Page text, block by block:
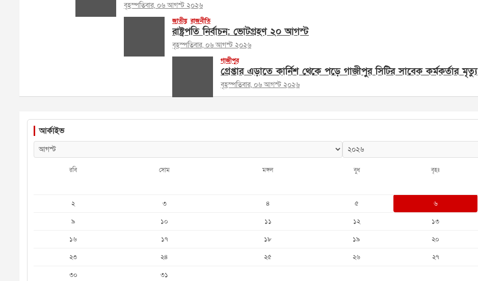
বৃহস্পতিবার, ০৬ আগস্ট ২০২৬
জাতীয় রাজনীতি
রাষ্ট্রপতি নির্বাচন: ভোটগ্রহণ ২০ আগস্ট
বৃহস্পতিবার, ০৬ আগস্ট ২০২৬
গাজীপুর
গ্রেপ্তার এড়াতে কার্নিশ থেকে পড়ে গাজীপুর সিটির সাবেক কর্মকর্তার মৃত্যু
বৃহস্পতিবার, ০৬ আগস্ট ২০২৬
আর্কাইভ
রবি সোম মঙ্গল বুধ বৃহঃ
২
৩ ৪ ৫ ৬
৯
১০ ১১ ১২ ১৩
১৬
১৭ ১৮ ১৯ ২০
২৩
২৪ ২৫ ২৬ ২৭
৩০
৩১